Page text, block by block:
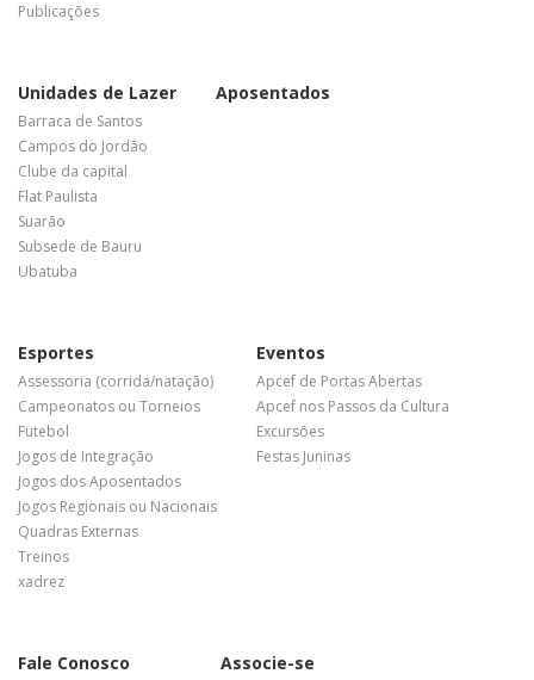
Publicações
Unidades de Lazer
Barraca de Santos
Campos do Jordão
Clube da capital
Flat Paulista
Suarão
Subsede de Bauru
Ubatuba
Aposentados
Esportes
Assessoria (corrida/natação)
Campeonatos ou Torneios
Futebol
Jogos de Integração
Jogos dos Aposentados
Jogos Regionais ou Nacionais
Quadras Externas
Treinos
xadrez
Eventos
Apcef de Portas Abertas
Apcef nos Passos da Cultura
Excursões
Festas Juninas
Fale Conosco Associe-se